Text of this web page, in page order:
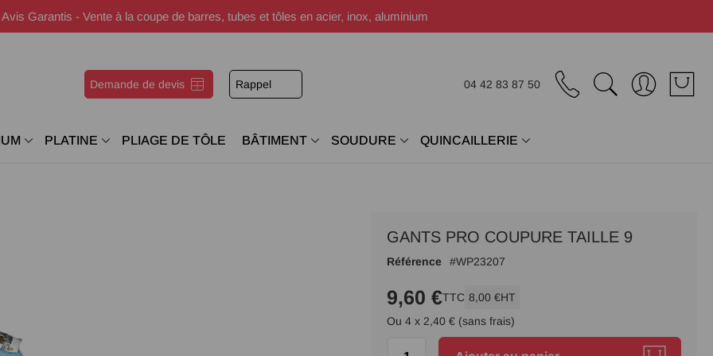
Garantis - Vente à la coupe de barres, tubes et tôles en acier, inox, aluminium
Demande de devis Rappel 04 42 83 87 50
PLATINE PLIAGE DE TÔLE BÂTIMENT SOUDURE QUINCAILLERIE
GANTS PRO COUPURE TAILLE 9
Référence WP23207
9,60 €TTC 8,00 €HT
Ou 4 x 2,40 € (sans frais)